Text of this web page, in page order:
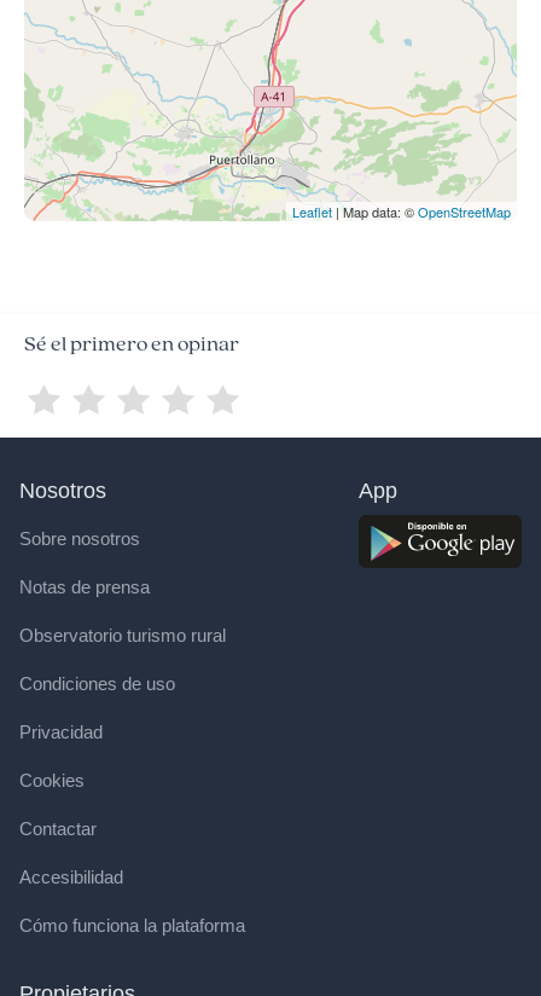
Leaflet | Map data: ©OpenStreetMap
Sé el primero en opinar
Nosotros
Sobre nosotros
Notas de prensa
Observatorio turismo rural
Condiciones de uso
Privacidad
Cookies
Contactar
Accesibilidad
Cómo funciona la plataforma
App